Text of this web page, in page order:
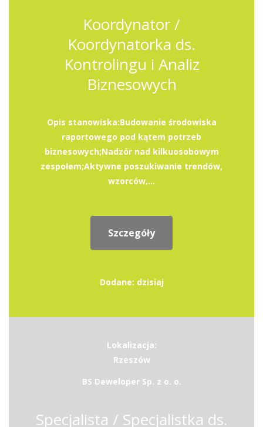
Koordynator /
Koordynatorka ds.
Kontrolingu i Analiz
Biznesowych
Opis stanowiska:Budowanie środowiska
raportowego pod kątem potrzeb
biznesowych;Nadzór nad kilkuosobowym
zespołem;Aktywne poszukiwanie trendów,
wzorców,...
Szczegóły
Dodane: dzisiaj
Lokalizacja:
Rzeszów
BS Deweloper Sp. z o. o.
Specjalista / Specjalistka ds.